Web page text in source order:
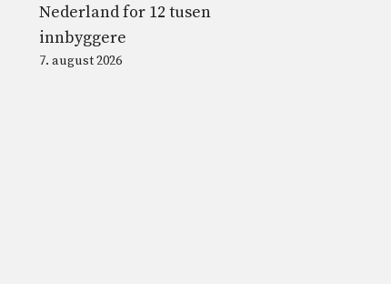
Nederland for 12 tusen
innbyggere
7. august 2026